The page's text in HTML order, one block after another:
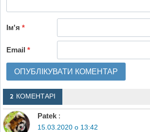
Ім'я*
Email*
2 КОМЕНТАРІ
Patek :
15.03.2020 о 13:42